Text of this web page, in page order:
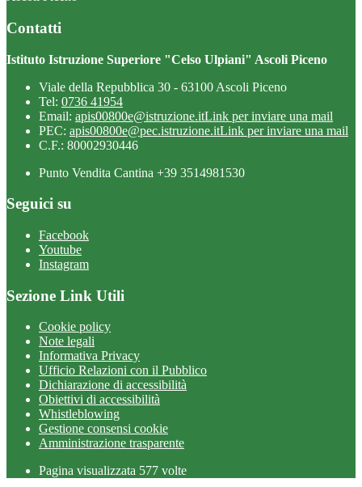
Contatti
Istituto Istruzione Superiore "Celso Ulpiani" Ascoli Piceno
Viale della Repubblica 30 - 63100 Ascoli Piceno
Tel: 0736 41954
Email: apis00800e@istruzione.itLink per inviare una mail
PEC: apis00800e@pec.istruzione.itLink per inviare una mail
C.F.: 80002930446
Punto Vendita Cantina +39 3514981530
Seguici su
Facebook
Youtube
Instagram
Sezione Link Utili
Cookie policy
Note legali
Informativa Privacy
Ufficio Relazioni con il Pubblico
Dichiarazione di accessibilità
Obiettivi di accessibilità
Whistleblowing
Gestione consensi cookie
Amministrazione trasparente
Pagina visualizzata 577 volte